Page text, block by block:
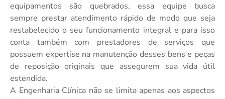
equipamentos são quebrados, essa equipe busca
sempre prestar atendimento rápido de modo que seja
restabelecido o seu funcionamento integral e para isso
conta também com prestadores de serviços que
possuem expertise na manutenção desses bens e peças
de reposição originais que assegurem sua vida útil
estendida.
A Engenharia Clínica não se limita apenas aos aspectos